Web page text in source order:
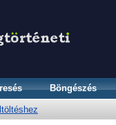
Böngészés